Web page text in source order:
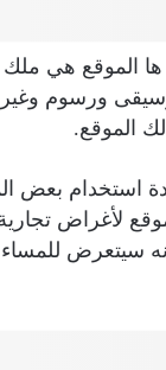
ها الموقع هي
ورسوم
الموقع.
استخدام بعض
لأغراض
سيتعرض